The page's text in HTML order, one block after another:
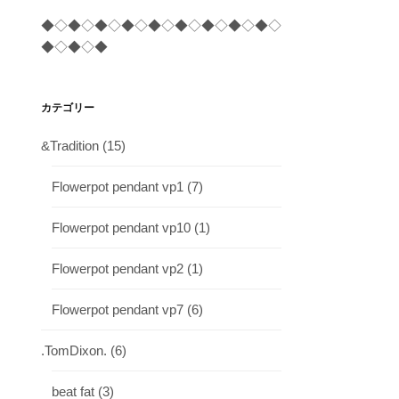
◆◇◆◇◆◇◆◇◆◇◆◇◆◇◆◇◆◇
◆◇◆◇◆
カテゴリー
&Tradition (15)
Flowerpot pendant vp1 (7)
Flowerpot pendant vp10 (1)
Flowerpot pendant vp2 (1)
Flowerpot pendant vp7 (6)
.TomDixon. (6)
beat fat (3)